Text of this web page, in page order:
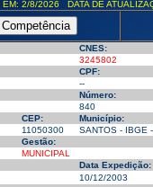
EM: 2/8/2026 DATA DE
CNES:
3245802
CPF:
--
Número:
840
CEP: Município:
11050300 SANTOS - IBGE
Gestão:
MUNICIPAL
Data Expedição:
10/12/2003